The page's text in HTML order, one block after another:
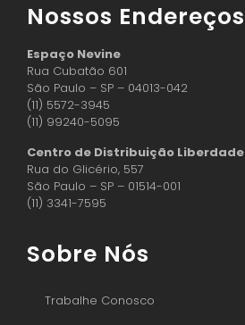
Nossos Endereços
Espaço Nevine
Rua Cubatão 601
São Paulo – SP – 04013-042
(11) 5572-3945
(11) 99240-5095
Centro de Distribuição Liberdade
Rua do Glicério, 557
São Paulo – SP – 01514-001
(11) 3341-7595
Sobre Nós
Trabalhe Conosco